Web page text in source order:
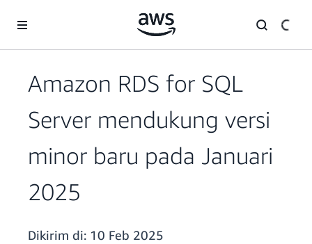
Amazon RDS for SQL
Server mendukung versi
minor baru pada Januari
2025
Dikirim di: 10 Feb 2025